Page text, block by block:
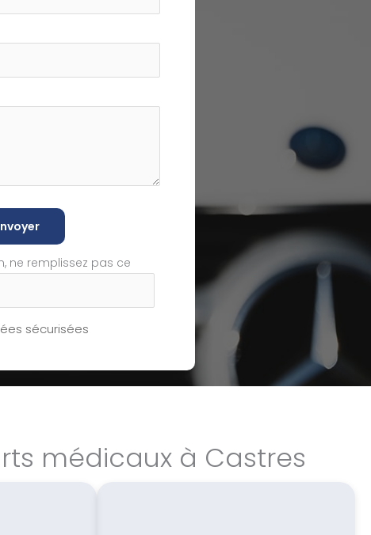
ne remplissez pas ce
sécurisées
médicaux à Castres